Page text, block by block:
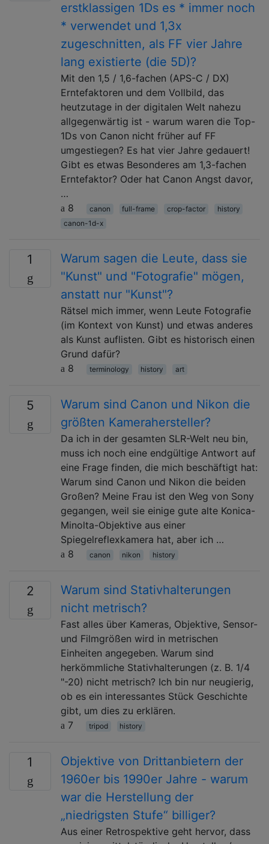
erstklassigen 1Ds es * immer noch
* verwendet und 1,3x
zugeschnitten, als FF vier Jahre
lang existierte (die 5D)?
Mit den 1,5 / 1,6-fachen (APS-C / DX)
Erntefaktoren und dem Vollbild, das
heutzutage in der digitalen Welt nahezu
allgegenwärtig ist - warum waren die Top-
1Ds von Canon nicht früher auf FF
umgestiegen? Es hat vier Jahre gedauert!
Gibt es etwas Besonderes am 1,3-fachen
Erntefaktor? Oder hat Canon Angst davor,
…
8
canon full-frame crop-factor
history
canon-1d-x
1
Warum sagen die Leute, dass sie
"Kunst" und "Fotografie" mögen,
anstatt nur "Kunst"?
Rätsel mich immer, wenn Leute Fotografie
(im Kontext von Kunst) und etwas anderes
als Kunst auflisten. Gibt es historisch einen
Grund dafür?
8
terminology history art
5
Warum sind Canon und Nikon die
größten Kamerahersteller?
Da ich in der gesamten SLR-Welt neu bin,
muss ich noch eine endgültige Antwort auf
eine Frage finden, die mich beschäftigt hat:
Warum sind Canon und Nikon die beiden
Großen? Meine Frau ist den Weg von Sony
gegangen, weil sie einige gute alte Konica-
Minolta-Objektive aus einer
Spiegelreflexkamera hat, aber ich …
8
canon nikon history
2
Warum sind Stativhalterungen
nicht metrisch?
Fast alles über Kameras, Objektive, Sensor-
und Filmgrößen wird in metrischen
Einheiten angegeben. Warum sind
herkömmliche Stativhalterungen (z. B. 1/4
"-20) nicht metrisch? Ich bin nur neugierig,
ob es ein interessantes Stück Geschichte
gibt, um dies zu erklären.
7
tripod history
1
Objektive von Drittanbietern der
1960er bis 1990er Jahre - warum
war die Herstellung der
„niedrigsten Stufe“ billiger?
Aus einer Retrospektive geht hervor, dass